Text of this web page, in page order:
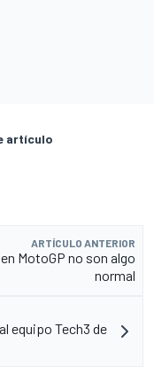
artículo
ARTÍCULO ANTERIOR
MotoGP no son algo
normal
equipo Tech3 de